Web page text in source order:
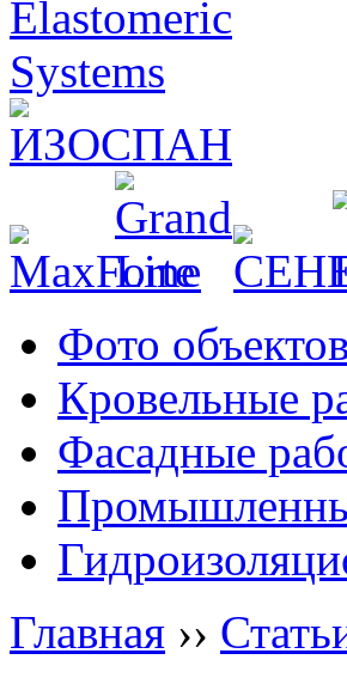
Фото объектов
Кровельные
Фасадные
Главная ››